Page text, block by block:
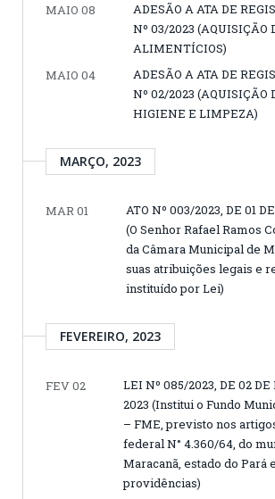
MAIO 08
ADESÃO A ATA DE
Nº 03/2023 (AQUISIÇÃO
ALIMENTÍCIOS)
MAIO 04
ADESÃO A ATA DE
Nº 02/2023 (AQUISIÇÃO
HIGIENE E LIMPEZA)
MARÇO, 2023
MAR 01
ATO Nº 003/2023, DE 01
(O Senhor Rafael Ramos
da Câmara Municipal de
suas atribuições legais e
instituído por Lei)
FEVEREIRO, 2023
FEV 02
LEI Nº 085/2023, DE 02 DE
2023 (Institui o Fundo
– FME, previsto nos
federal N° 4.360/64, do
Maracanã, estado do Pará
providências)